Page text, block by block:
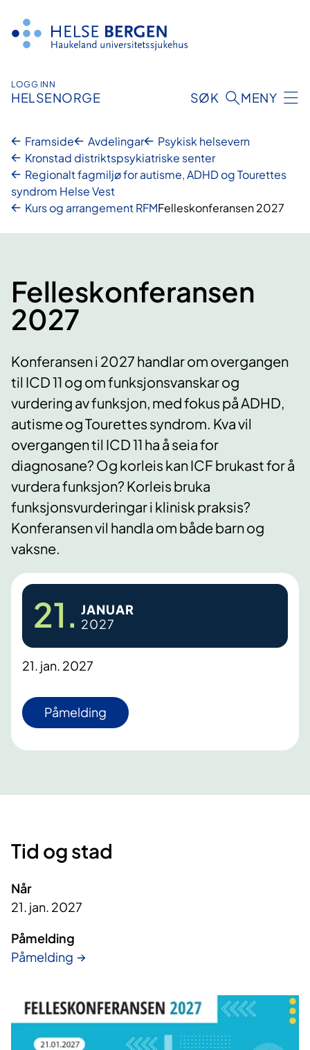
innhald
LOGG INN
HELSENORGE SØK MENY
Framside Avdelingar
Psykisk helsevern
Kronstad distriktspsykiatriske senter
Regionalt fagmiljø for autisme, ADHD og Tourettes
syndrom Helse Vest
Kurs og arrangement RFMFelleskonferansen 2027
Felleskonferansen
2027
Konferansen i 2027 handlar om overgangen
til ICD 11 og om funksjonsvanskar og
vurdering av funksjon, med fokus på ADHD,
autisme og Tourettes syndrom. Kva vil
overgangen til ICD 11 ha å seia for
diagnosane? Og korleis kan ICF brukast for å
vurdera funksjon? Korleis bruka
funksjonsvurderingar i klinisk praksis?
Konferansen vil handla om både barn og
vaksne.
21. JANUAR
2027
21. jan. 2027
Påmelding
Tid og stad
Når
21. jan. 2027
Påmelding
Påmelding